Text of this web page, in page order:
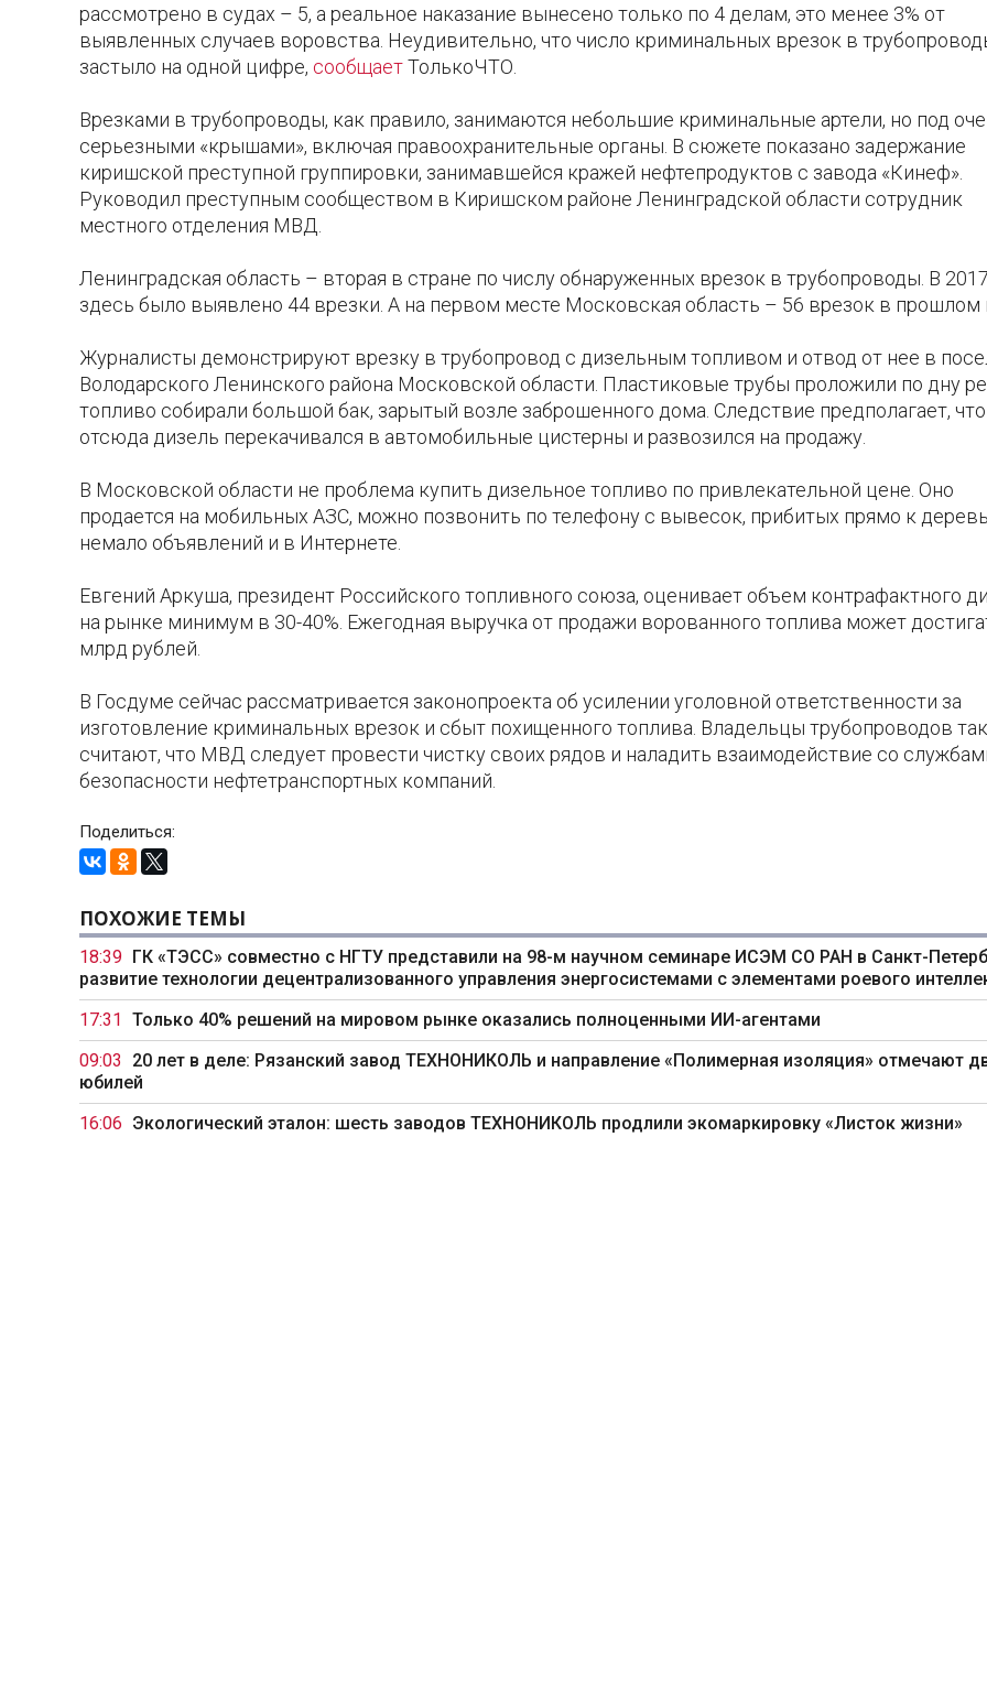
рассмотрено в судах – 5, а реальное наказание вынесено только по 4 делам, это менее 3% от
выявленных случаев воровства. Неудивительно, что число криминальных врезок в
застыло на одной цифре, сообщаетТолькоЧТО.
Врезками в трубопроводы, как правило, занимаются небольшие криминальные артели, но под
серьезными «крышами», включая правоохранительные органы. В сюжете показано задержание
киришской преступной группировки, занимавшейся кражей нефтепродуктов с завода «Кинеф».
Руководил преступным сообществом в Киришском районе Ленинградской области сотрудник
местного отделения МВД.
Ленинградская область – вторая в стране по числу обнаруженных врезок в трубопроводы. В
здесь было выявлено 44 врезки. А на первом месте Московская область – 56 врезок в прошлом
Журналисты демонстрируют врезку в трубопровод с дизельным топливом и отвод от нее в
Володарского Ленинского района Московской области. Пластиковые трубы проложили по дну
топливо собирали большой бак, зарытый возле заброшенного дома. Следствие предполагает, что
отсюда дизель перекачивался в автомобильные цистерны и развозился на продажу.
В Московской области не проблема купить дизельное топливо по привлекательной цене. Оно
продается на мобильных АЗС, можно позвонить по телефону с вывесок, прибитых прямо к
немало объявлений и в Интернете.
Евгений Аркуша, президент Российского топливного союза, оценивает объем контрафактного
на рынке минимум в 30-40%. Ежегодная выручка от продажи ворованного топлива может
млрд рублей.
В Госдуме сейчас рассматривается законопроекта об усилении уголовной ответственности за
изготовление криминальных врезок и сбыт похищенного топлива. Владельцы трубопроводов
считают, что МВД следует провести чистку своих рядов и наладить взаимодействие со
безопасности нефтетранспортных компаний.
Поделиться:
ПОХОЖИЕ ТЕМЫ
18:39 ГК «ТЭСС» совместно с НГТУ представили на 98-м научном семинаре ИСЭМ СО РАН в Санкт-
развитие технологии децентрализованного управления энергосистемами с элементами роевого
17:31 Только 40% решений на мировом рынке оказались полноценными ИИ-агентами
09:03
20 лет в деле: Рязанский завод ТЕХНОНИКОЛЬ и направление «Полимерная изоляция» отмечают
юбилей
16:06 Экологический эталон: шесть заводов ТЕХНОНИКОЛЬ продлили экомаркировку «Листок жизни»